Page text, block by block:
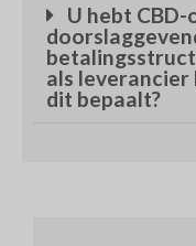
U hebt
als leverancier
dit bepaalt?